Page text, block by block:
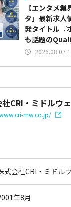
【エンタメ
タ」最新求
発タイトル『
も話題の
2026.08.07
CRI・ミドルウ
mw.co.jp/
式会社CRI・ミドル
年8月